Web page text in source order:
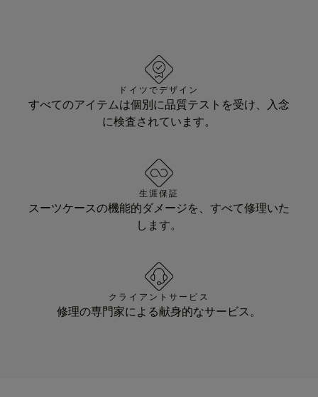
ドイツでデザイン
すべてのアイテムは個別に品質テストを受け、入念
に検査されています。
生涯保証
スーツケースの機能的ダメージを、すべて修理いた
します。
クライアントサービス
修理の専門家による献身的なサービス。